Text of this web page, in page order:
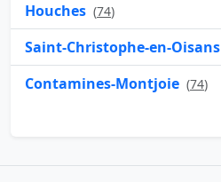
Houches (74)
Saint-Christophe-en-Oisans
Contamines-Montjoie (74)